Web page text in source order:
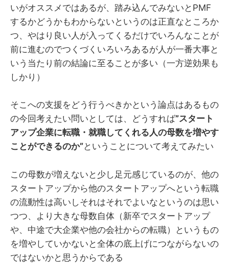
いがオススメではあるが、踏み込んでみないとPMF
するかどうかもわからないというのは正直なところか
つ、やはり良い人が入ってくるだけでいろんなことが
前に進むのでつくづくいろいろあるが人が一番大事と
いう当たり前の結論に至ることが多い（一方逆効果も
しかり）
そこへの支援をどう行うべきかという論点はあるもの
の今回考えたい問いとしては、どうすれば”スタート
アップ企業に転職・就職してくれる人の母数を増やす
ことができるのか”ということについて考えてみたい
この母数が増えないと少し足元感じているのが、他の
スタートアップから他のスタートアップへという転職
の流動性は高いしそれはそれでよいなというのは思い
つつ、より大きな母数自体（新卒でスタートアップ
や、中途で大企業や他の会社からの転職）というもの
を増やしていかないと全体の底上げにつながらないの
ではないかと思うからである